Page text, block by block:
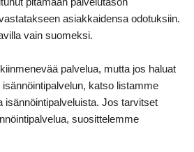
asiakkaidensa odotuksiin.
vain suomeksi.
palvelua, mutta jos haluat
katso listamme
isännöintipalveluista. Jos tarvitset
suosittelemme